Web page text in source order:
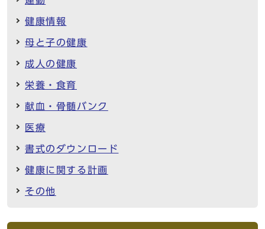
健康情報
母と子の健康
成人の健康
栄養・食育
献血・骨髄バンク
医療
書式のダウンロード
健康に関する計画
その他